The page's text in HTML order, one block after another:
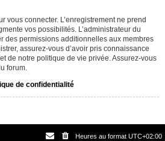
vous connecter. L’enregistrement ne prend
vos possibilités. L’administrateur du
des permissions additionnelles aux membres
assurez-vous d’avoir pris connaissance
de notre politique de vie privée. Assurez-vous
forum.
de confidentialité
Heures au format UTC+02:00